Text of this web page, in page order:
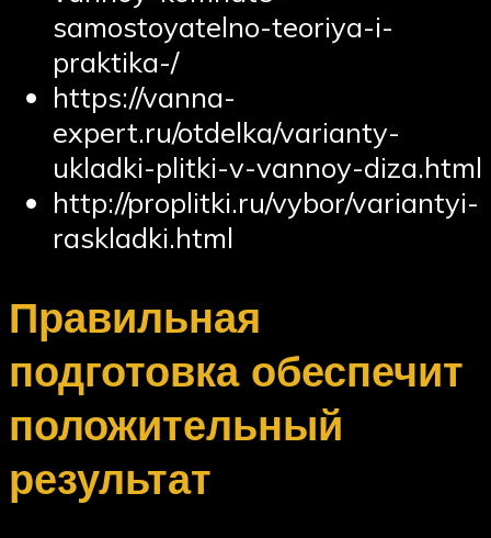
samostoyatelno-teoriya-i-
praktika-/
https://vanna-
expert.ru/otdelka/varianty-
ukladki-plitki-v-vannoy-diza.html
http://proplitki.ru/vybor/variantyi-
raskladki.html
Правильная
подготовка обеспечит
положительный
результат